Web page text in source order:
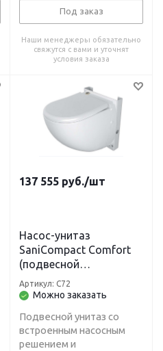
Под заказ
Наши менеджеры обязательно
свяжутся с вами и уточнят
условия заказа
137 555 руб./шт
Насос-унитаз
SaniCompact Comfort
(подвесной
унитаз+умывальник) H-
3 м, L-30 м
Можно заказать
Артикул: C72
Подвесной унитаз со
встроенным насосным
решением и